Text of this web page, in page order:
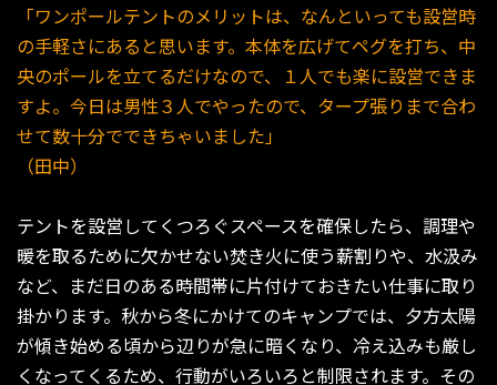
「ワンポールテントのメリットは、なんといっても設営時
の手軽さにあると思います。本体を広げてペグを打ち、中
央のポールを立てるだけなので、１人でも楽に設営できま
すよ。今日は男性３人でやったので、タープ張りまで合わ
せて数十分でできちゃいました」
（田中）
テントを設営してくつろぐスペースを確保したら、調理や
暖を取るために欠かせない焚き火に使う薪割りや、水汲み
など、まだ日のある時間帯に片付けておきたい仕事に取り
掛かります。秋から冬にかけてのキャンプでは、夕方太陽
が傾き始める頃から辺りが急に暗くなり、冷え込みも厳し
くなってくるため、行動がいろいろと制限されます。その